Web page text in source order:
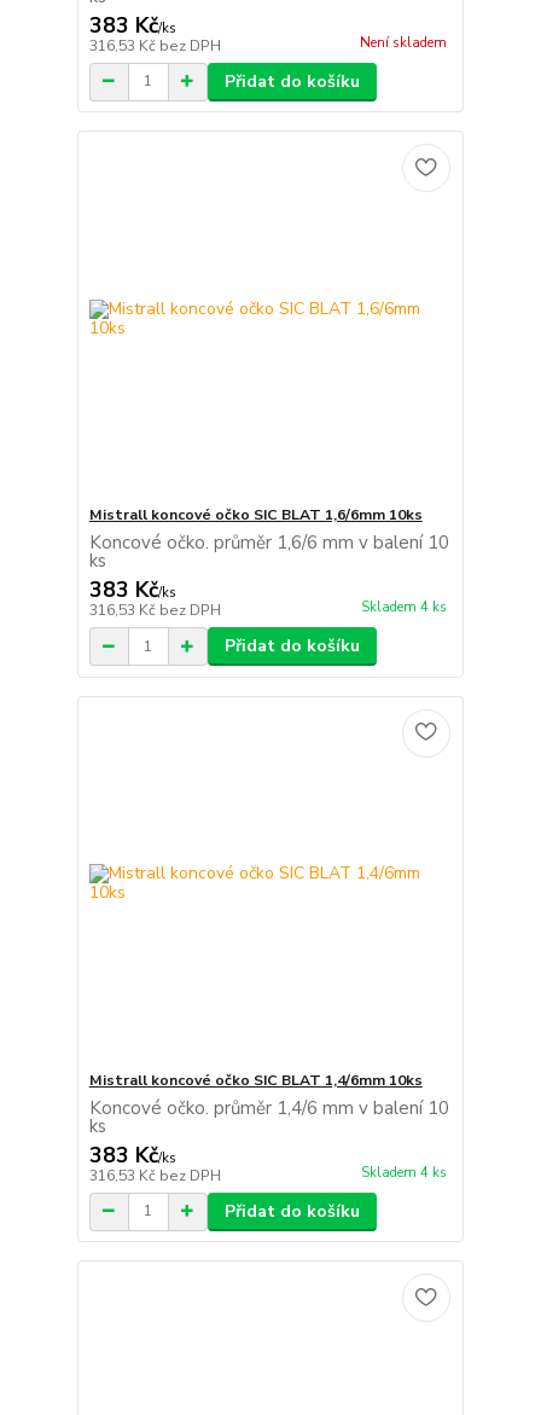
383 Kč/ks
316,53 Kč bez DPH Není skladem
Přidat do košíku
Mistrall koncové očko SIC BLAT 1,6/6mm 10ks
Koncové očko. průměr 1,6/6 mm v balení 10
ks
383 Kč/ks
316,53 Kč bez DPH Skladem 4 ks
Přidat do košíku
Mistrall koncové očko SIC BLAT 1,4/6mm 10ks
Koncové očko. průměr 1,4/6 mm v balení 10
ks
383 Kč/ks
316,53 Kč bez DPH Skladem 4 ks
Přidat do košíku